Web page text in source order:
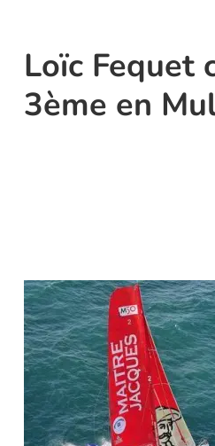
Loïc Fequet
3ème en